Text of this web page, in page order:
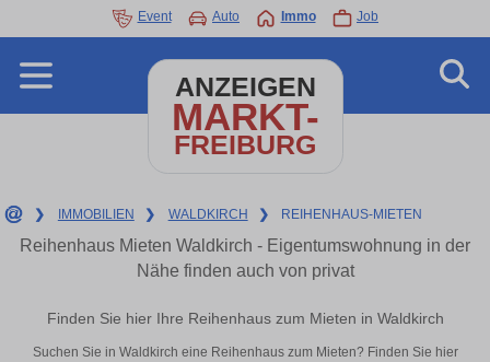
Event Auto Immo Job
ANZEIGEN
MARKT-
FREIBURG
❯ IMMOBILIEN ❯ WALDKIRCH ❯ REIHENHAUS-MIETEN
Reihenhaus Mieten Waldkirch - Eigentumswohnung in der
Nähe finden auch von privat
Finden Sie hier Ihre Reihenhaus zum Mieten in Waldkirch
Suchen Sie in Waldkirch eine Reihenhaus zum Mieten? Finden Sie hier